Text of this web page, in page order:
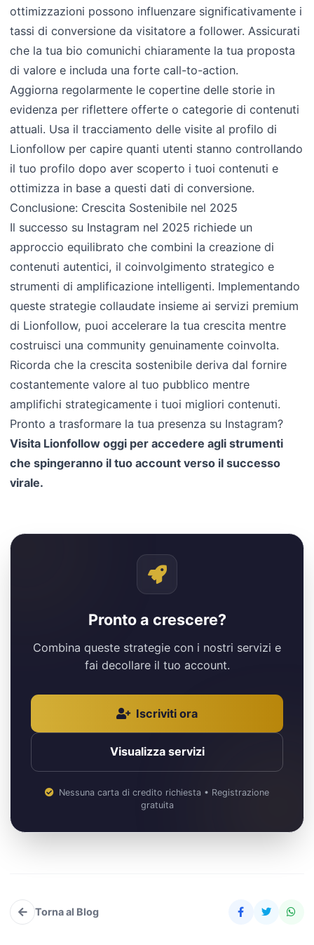
ottimizzazioni possono influenzare significativamente i
tassi di conversione da visitatore a follower. Assicurati
che la tua bio comunichi chiaramente la tua proposta
di valore e includa una forte call-to-action.
Aggiorna regolarmente le copertine delle storie in
evidenza per riflettere offerte o categorie di contenuti
attuali. Usa il tracciamento delle visite al profilo di
Lionfollow per capire quanti utenti stanno controllando
il tuo profilo dopo aver scoperto i tuoi contenuti e
ottimizza in base a questi dati di conversione.
Conclusione: Crescita Sostenibile nel 2025
Il successo su Instagram nel 2025 richiede un
approccio equilibrato che combini la creazione di
contenuti autentici, il coinvolgimento strategico e
strumenti di amplificazione intelligenti. Implementando
queste strategie collaudate insieme ai servizi premium
di Lionfollow, puoi accelerare la tua crescita mentre
costruisci una community genuinamente coinvolta.
Ricorda che la crescita sostenibile deriva dal fornire
costantemente valore al tuo pubblico mentre
amplifichi strategicamente i tuoi migliori contenuti.
Pronto a trasformare la tua presenza su Instagram?
Visita Lionfollow oggi per accedere agli strumenti
che spingeranno il tuo account verso il successo
virale.
Pronto a crescere?
Combina queste strategie con i nostri servizi e
fai decollare il tuo account.
Iscriviti ora
Visualizza servizi
Nessuna carta di credito richiesta • Registrazione
gratuita
Torna al Blog